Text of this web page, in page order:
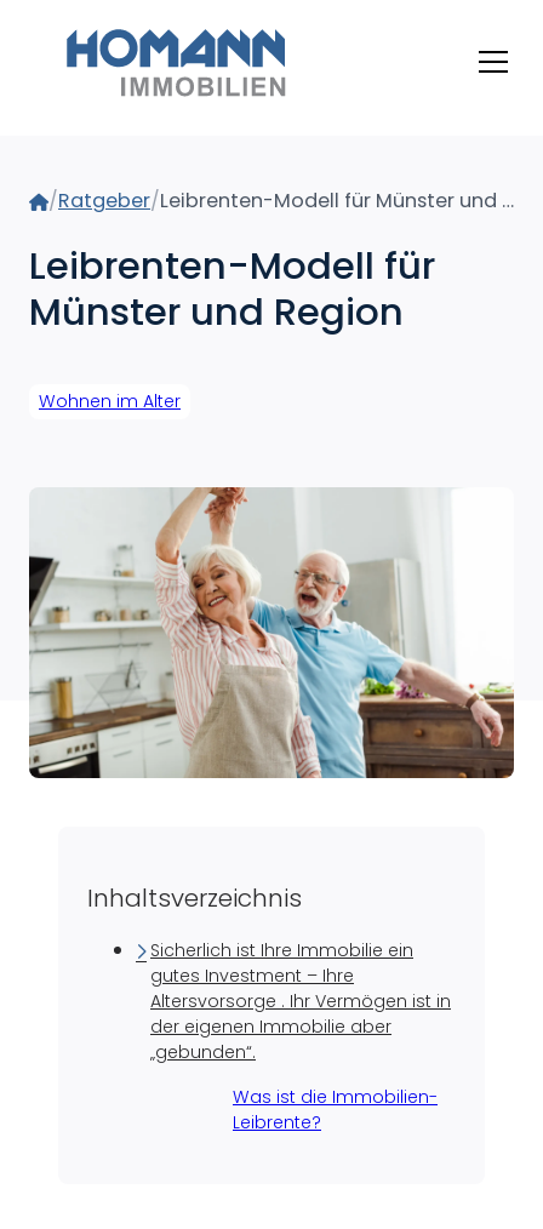
Home
/Ratgeber/ Leibrenten-Modell für Münster und Region
Leibrenten-Modell für
Münster und Region
Wohnen im Alter
Inhaltsverzeichnis
Sicherlich ist Ihre Immobilie ein
gutes Investment – Ihre
Altersvorsorge . Ihr Vermögen ist in
der eigenen Immobilie aber
„gebunden“.
Was ist die Immobilien-
Leibrente?